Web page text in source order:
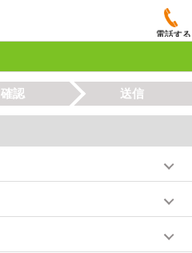
電話する
確認 送信